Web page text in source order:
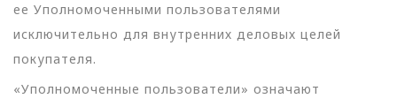
ее Уполномоченными пользователями
исключительно для внутренних деловых целей
покупателя.
«Уполномоченные пользователи» означают